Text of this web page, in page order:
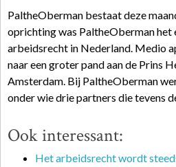
PaltheOberman bestaat deze
oprichting was PaltheOberman het
arbeidsrecht in Nederland. Medio
naar een groter pand aan de Prins
Amsterdam. Bij PaltheOberman
onder wie drie partners die tevens
Ook interessant:
Het arbeidsrecht wordt